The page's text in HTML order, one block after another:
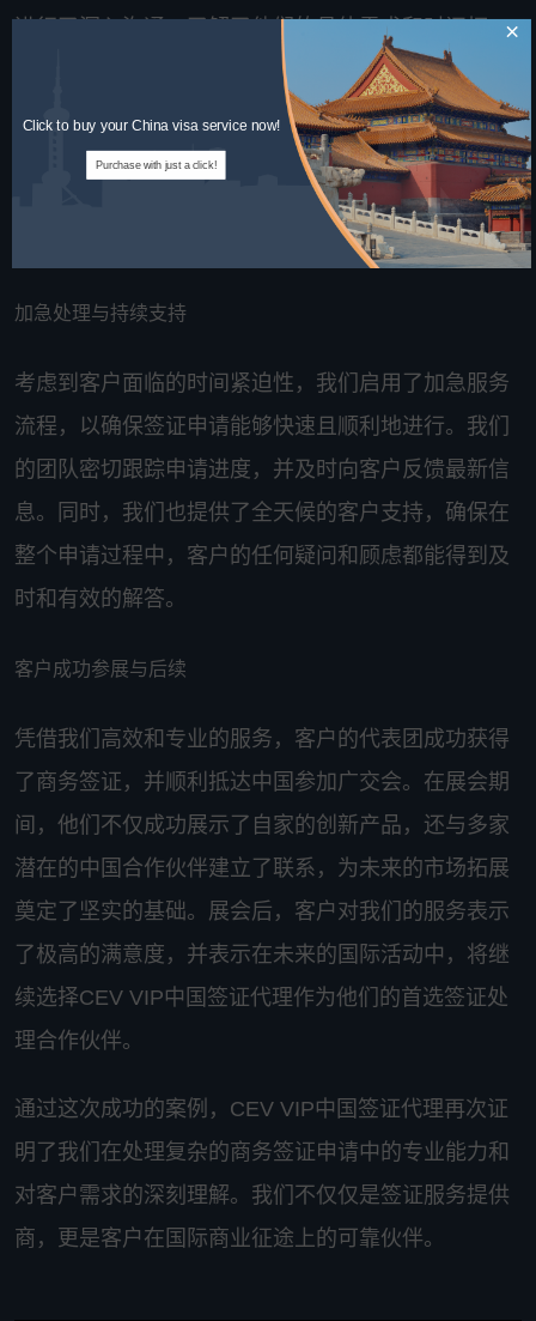
进行了深入沟通，了解了他们的具体需求和时间框
架。随后，我们提供了全面的签证咨询服务，指导客
户准备所需的各类文件，包括邀请函、商务签证申请
表格、以及其他必要的支持文件。在整个过程中，我
们特别注重文件的详尽性和准确性，确保每一份材料
加急处理与持续支持
考虑到客户面临的时间紧迫性，我们启用了加急服务
流程，以确保签证申请能够快速且顺利地进行。我们
的团队密切跟踪申请进度，并及时向客户反馈最新信
息。同时，我们也提供了全天候的客户支持，确保在
整个申请过程中，客户的任何疑问和顾虑都能得到及
时和有效的解答。
客户成功参展与后续
凭借我们高效和专业的服务，客户的代表团成功获得
了商务签证，并顺利抵达中国参加广交会。在展会期
间，他们不仅成功展示了自家的创新产品，还与多家
潜在的中国合作伙伴建立了联系，为未来的市场拓展
奠定了坚实的基础。展会后，客户对我们的服务表示
了极高的满意度，并表示在未来的国际活动中，将继
续选择CEV VIP中国签证代理作为他们的首选签证处
理合作伙伴。
通过这次成功的案例，CEV VIP中国签证代理再次证
明了我们在处理复杂的商务签证申请中的专业能力和
对客户需求的深刻理解。我们不仅仅是签证服务提供
商，更是客户在国际商业征途上的可靠伙伴。
Click to buy your China visa service now!
Purchase with just a click!
×